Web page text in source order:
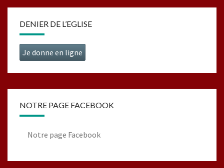
DENIER DE L’EGLISE
Je donne en ligne
NOTRE PAGE FACEBOOK
Notre page Facebook